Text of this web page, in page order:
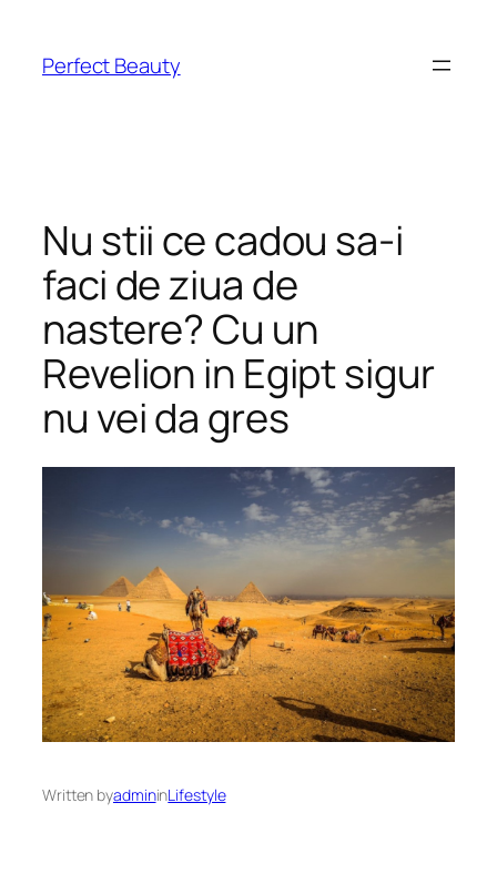
content
Perfect Beauty
Nu stii ce cadou sa-i
faci de ziua de
nastere? Cu un
Revelion in Egipt sigur
nu vei da gres
Written byadmininLifestyle